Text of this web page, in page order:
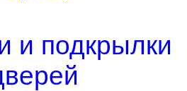
и подкрылки